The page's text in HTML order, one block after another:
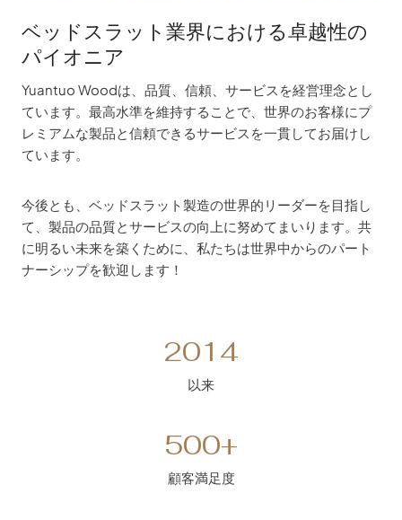
ベッドスラット業界における卓越性の
パイオニア
Yuantuo Woodは、品質、信頼、サービスを経営理念とし
ています。最高水準を維持することで、世界のお客様にプ
レミアムな製品と信頼できるサービスを一貫してお届けし
ています。
今後とも、ベッドスラット製造の世界的リーダーを目指し
て、製品の品質とサービスの向上に努めてまいります。共
に明るい未来を築くために、私たちは世界中からのパート
ナーシップを歓迎します！
2014
以来
500+
顧客満足度